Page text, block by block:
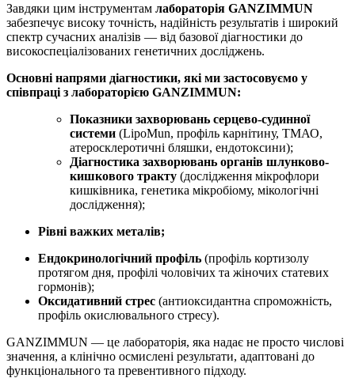
Завдяки цим інструментам лабораторія GANZIMMUN
забезпечує високу точність, надійність результатів і широкий
спектр сучасних аналізів — від базової діагностики до
високоспеціалізованих генетичних досліджень.
Основні напрями діагностики, які ми застосовуємо у
співпраці з лабораторією GANZIMMUN:
Показники захворювань серцево-судинної
системи (LipoMun, профіль карнітину, ТМАО,
атеросклеротичні бляшки, ендотоксини);
Діагностика захворювань органів шлунково-
кишкового тракту (дослідження мікрофлори
кишківника, генетика мікробіому, мікологічні
дослідження);
Рівні важких металів;
Ендокринологічний профіль (профіль кортизолу
протягом дня, профілі чоловічих та жіночих статевих
гормонів);
Оксидативний стрес (антиоксидантна спроможність,
профіль окислювального стресу).
GANZIMMUN — це лабораторія, яка надає не просто числові
значення, а клінічно осмислені результати, адаптовані до
функціонального та превентивного підходу.